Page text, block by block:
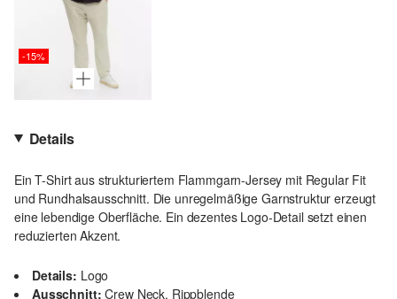
-15%
Details
Ein T-Shirt aus strukturiertem Flammgarn-Jersey mit Regular Fit
und Rundhalsausschnitt. Die unregelmäßige Garnstruktur erzeugt
eine lebendige Oberfläche. Ein dezentes Logo-Detail setzt einen
reduzierten Akzent.
Details: Logo
Ausschnitt: Crew Neck, Rippblende